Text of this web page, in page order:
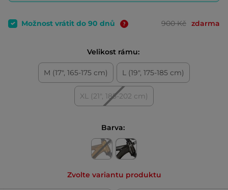
Možnost vrátit do 90 dnů 900 Kč zdarma
Velikost rámu:
M (17", 165-175 cm) L (19", 175-185 cm)
XL (21", 185-202 cm)
Barva:
Zvolte variantu produktu